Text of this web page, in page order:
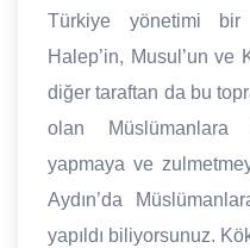
Türkiye yönetimi bir
Halep’in, Musul’un ve
diğer taraftan da bu
olan Müslümanlara
yapmaya ve
Aydın’da
yapıldı biliyorsunuz.